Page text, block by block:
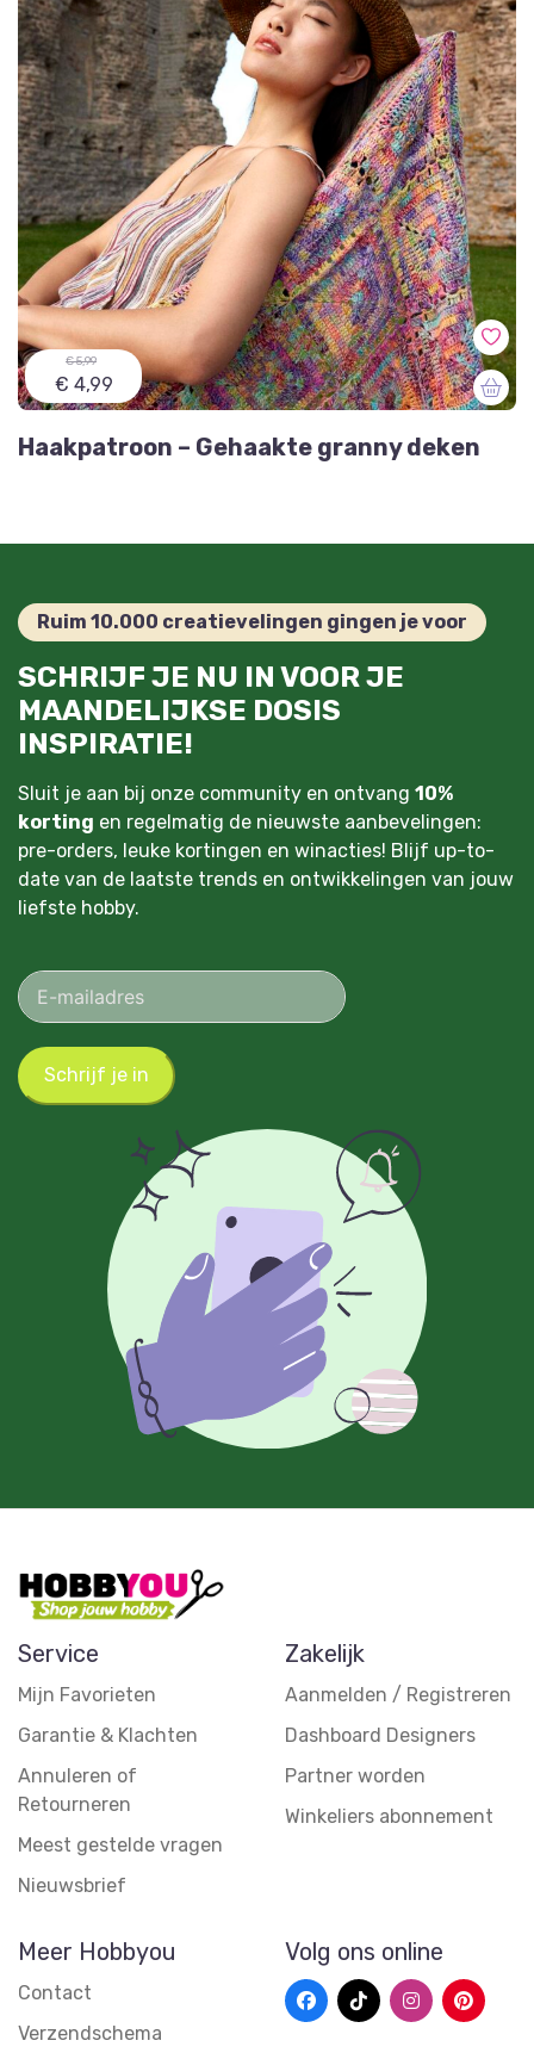
€ 5,99
€ 4,99
Haakpatroon – Gehaakte granny deken
Ruim 10.000 creatievelingen gingen je voor
SCHRIJF JE NU IN VOOR JE
MAANDELIJKSE DOSIS
INSPIRATIE!
Sluit je aan bij onze community en ontvang 10%
korting en regelmatig de nieuwste aanbevelingen:
pre-orders, leuke kortingen en winacties! Blijf up-to-
date van de laatste trends en ontwikkelingen van jouw
liefste hobby.
Schrijf je in
Service
Mijn Favorieten
Garantie & Klachten
Annuleren of
Retourneren
Meest gestelde vragen
Nieuwsbrief
Zakelijk
Aanmelden / Registreren
Dashboard Designers
Partner worden
Winkeliers abonnement
Meer Hobbyou
Contact
Verzendschema
Volg ons online